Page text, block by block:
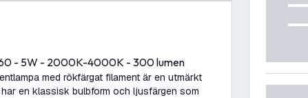
- 5W - 2000K-4000K - 300 lumen
med rökfärgat filament är en utmärkt
en klassisk bulbform och ljusfärgen som